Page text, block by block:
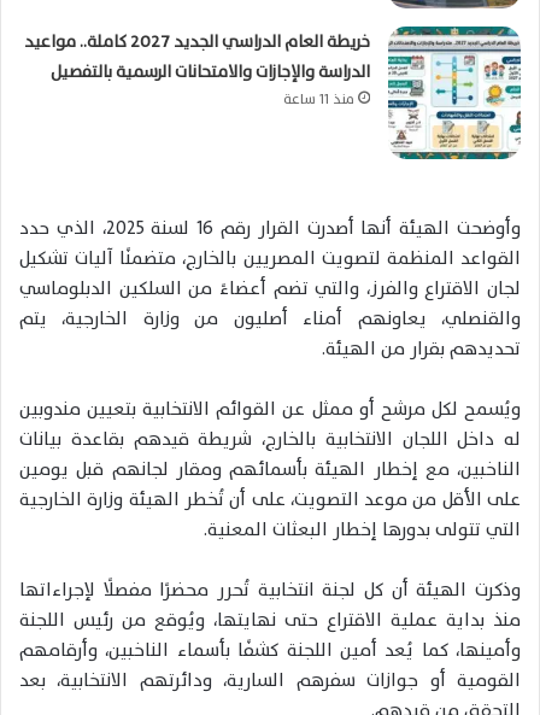
خريطة العام الدراسي الجديد 2027 كاملة.. مواعيد
الدراسة والإجازات والامتحانات الرسمية بالتفصيل
منذ 11 ساعة
وأوضحت الهيئة أنها أصدرت القرار رقم 16 لسنة 2025، الذي حدد
القواعد المنظمة لتصويت المصريين بالخارج، متضمنًا آليات تشكيل
لجان الاقتراع والفرز، والتي تضم أعضاءً من السلكين الدبلوماسي
والقنصلي، يعاونهم أمناء أصليون من وزارة الخارجية، يتم
تحديدهم بقرار من الهيئة.
ويُسمح لكل مرشح أو ممثل عن القوائم الانتخابية بتعيين مندوبين
له داخل اللجان الانتخابية بالخارج، شريطة قيدهم بقاعدة بيانات
الناخبين، مع إخطار الهيئة بأسمائهم ومقار لجانهم قبل يومين
على الأقل من موعد التصويت، على أن تُخطر الهيئة وزارة الخارجية
التي تتولى بدورها إخطار البعثات المعنية.
وذكرت الهيئة أن كل لجنة انتخابية تُحرر محضرًا مفصلًا لإجراءاتها
منذ بداية عملية الاقتراع حتى نهايتها، ويُوقع من رئيس اللجنة
وأمينها، كما يُعد أمين اللجنة كشفًا بأسماء الناخبين، وأرقامهم
القومية أو جوازات سفرهم السارية، ودائرتهم الانتخابية، بعد